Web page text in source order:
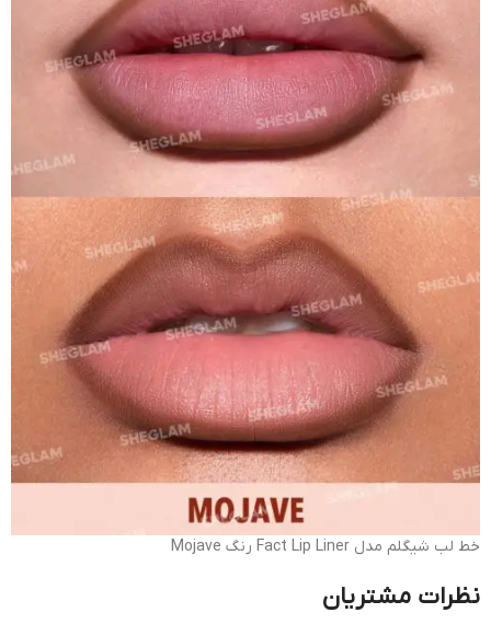
خط لب شیگلم مدل Fact Lip Liner رنگ Mojave
نظرات مشتریان